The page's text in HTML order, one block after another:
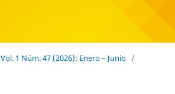
Vol. 1 Núm. 47 (2026): Enero – Junio /